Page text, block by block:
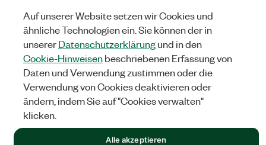
YouTube
Twitter
RECHTLICHE HINWEISE
©NATIONAL INSTRUMENTS CORP. ALLE RECHTE VORBEHALTEN.
Auf unserer Website setzen wir Cookies und
ähnliche Technologien ein. Sie können der in
unsererDatenschutzerklärungund in den
Cookie-Hinweisenbeschriebenen Erfassung von
Daten und Verwendung zustimmen oder die
Verwendung von Cookies deaktivieren oder
ändern, indem Sie auf "Cookies verwalten"
klicken.
Alle akzeptieren